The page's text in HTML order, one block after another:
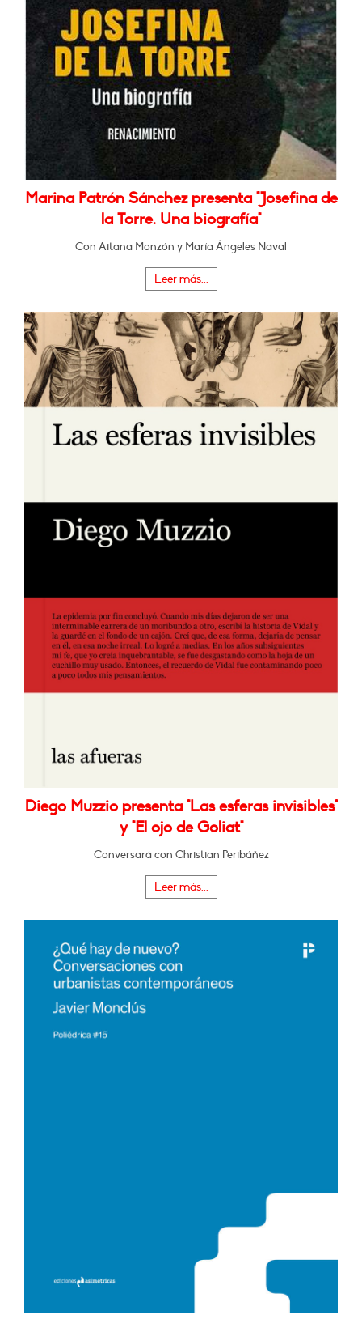
Marina Patrón Sánchez presenta "Josefina de
la Torre. Una biografía"
Con Aitana Monzón y María Ángeles Naval
Leer más...
Diego Muzzio presenta "Las esferas invisibles"
y "El ojo de Goliat"
Conversará con Christian Peribáñez
Leer más...